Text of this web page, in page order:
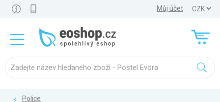
Můj účet
Police